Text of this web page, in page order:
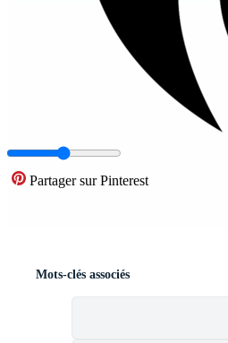
Partager sur Pinterest
Mots-clés associés